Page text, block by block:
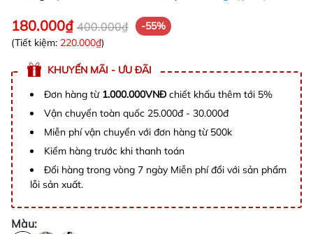
180.000₫ 400.000₫
-55%
(Tiết kiệm: 220.000₫)
KHUYẾN MÃI - ƯU ĐÃI
Đơn hàng từ 1.000.000VNĐchiết khấu thêm tới 5%
Vận chuyển toàn quốc 25.000đ - 30.000đ
Miễn phí vận chuyển với đơn hàng từ 500k
Kiểm hàng trước khi thanh toán
Đổi hàng trong vòng 7 ngày Miễn phí đổi với sản phẩm
lỗi sản xuất.
Màu: